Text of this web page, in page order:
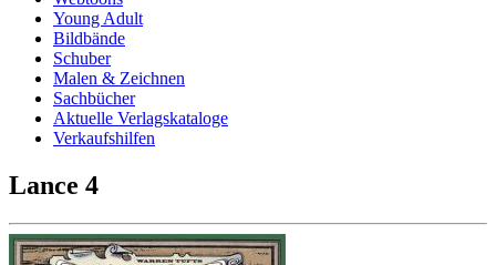
Young Adult
Bildbände
Schuber
Malen & Zeichnen
Sachbücher
Aktuelle Verlagskataloge
Verkaufshilfen
Lance 4